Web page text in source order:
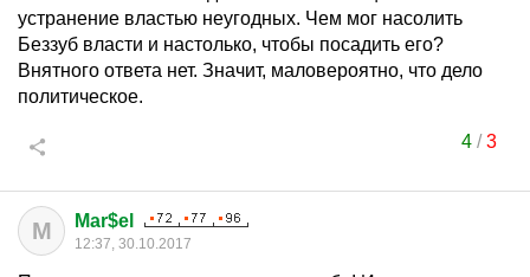
устранение властью неугодных. Чем мог насолить
Беззуб власти и настолько, чтобы посадить его?
Внятного ответа нет. Значит, маловероятно, что дело
политическое.
4/3
M Mar$el
12:37, 30.10.2017